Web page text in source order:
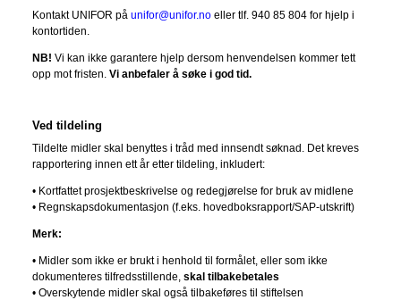
Kontakt UNIFOR på unifor@unifor.no eller tlf. 940 85 804 for hjelp i
kontortiden.
NB! Vi kan ikke garantere hjelp dersom henvendelsen kommer tett
opp mot fristen. Vi anbefaler å søke i god tid.
Ved tildeling
Tildelte midler skal benyttes i tråd med innsendt søknad. Det kreves
rapportering innen ett år etter tildeling, inkludert:
• Kortfattet prosjektbeskrivelse og redegjørelse for bruk av midlene
• Regnskapsdokumentasjon (f.eks. hovedboksrapport/SAP-utskrift)
Merk:
• Midler som ikke er brukt i henhold til formålet, eller som ikke
dokumenteres tilfredsstillende, skal tilbakebetales
• Overskytende midler skal også tilbakeføres til stiftelsen